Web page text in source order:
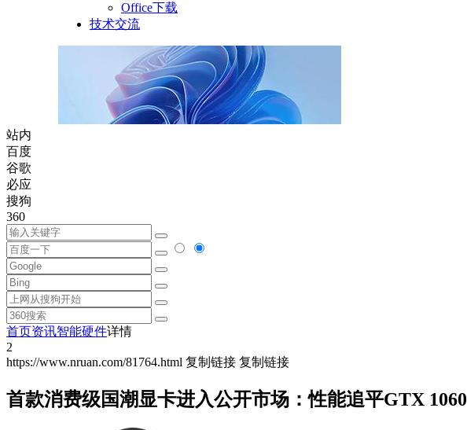
Office下载
技术交流
站内
百度
谷歌
必应
搜狗
360
首页资讯智能硬件详情
2
https://www.nruan.com/81764.html 复制链接 复制链接
首款消费级国潮显卡进入公开市场：性能追平GTX 1060